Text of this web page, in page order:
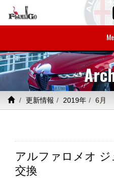
更新情報 2019年 6月
アルファロメオ
交換